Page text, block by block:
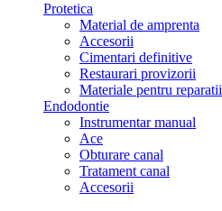
Protetica
Material de amprenta
Accesorii
Cimentari definitive
Restaurari provizorii
Materiale pentru reparatii
Endodontie
Instrumentar manual
Ace
Obturare canal
Tratament canal
Accesorii